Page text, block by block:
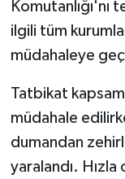
ilgili tüm
müdahaleye
Tatbikat
müdahale
dumandan
yaralandı.